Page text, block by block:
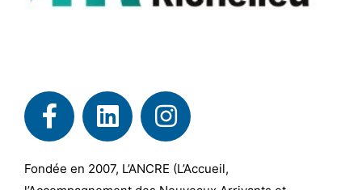
Fondée en 2007, L’ANCRE (L’Accueil,